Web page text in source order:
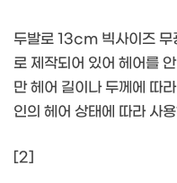
두발로 13cm 빅사이즈 무
로 제작되어 있어 헤어를
만 헤어 길이나 두께에 따
인의 헤어 상태에 따라 사
[2]